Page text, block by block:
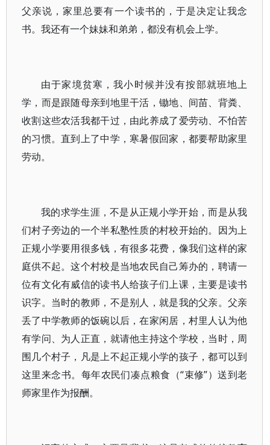
父亲说，家里总要有一个读书的，于是决定让我念
书。我还有一个妹妹和弟弟，都没有机会上学。
由于家境贫寒，我小时候并没有按部就班地上
学，而是跟随母亲到地里干活，锄地、间苗、背粪、
收割这些农活我都干过，由此养成了爱劳动、不怕苦
的习惯。直到上了中学，寒暑假回家，都要帮助家里
劳动。
我的求学生涯，不是从正规小学开始，而是从我
们村子旁边的一个半私塾性质的村校开始的。因为上
正规小学要用很多钱，有很多花费，像我们这样的家
庭供不起。这个村校是当地农民自己筹办的，聘请一
位有文化有威信的读书人给孩子们上课，主要是读书
识字。当时的教师，不是别人，就是我的父亲。父亲
丢了中学教师的饭碗以后，在家闲居，村里人认为他
有学问、为人正直，就请他主持这个学校，当时，周
围几个村子，凡是上不起正规小学的孩子，都可以到
这里来念书。每年农民们凑点粮食（“束修”）送到老
师家里作为报酬。